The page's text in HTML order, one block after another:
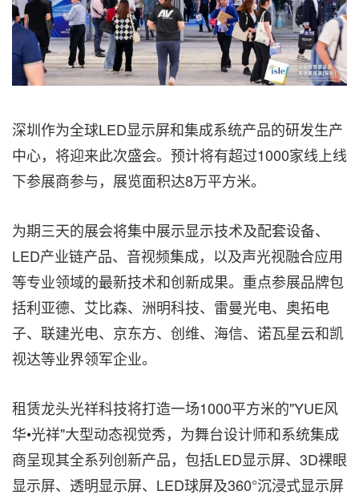
深圳作为全球LED显示屏和集成系统产品的研发生产
中心，将迎来此次盛会。预计将有超过1000家线上线
下参展商参与，展览面积达8万平方米。
为期三天的展会将集中展示显示技术及配套设备、
LED产业链产品、音视频集成，以及声光视融合应用
等专业领域的最新技术和创新成果。重点参展品牌包
括利亚德、艾比森、洲明科技、雷曼光电、奥拓电
子、联建光电、京东方、创维、海信、诺瓦星云和凯
视达等业界领军企业。
租赁龙头光祥科技将打造一场1000平方米的"YUE风
华•光祥"大型动态视觉秀，为舞台设计师和系统集成
商呈现其全系列创新产品，包括LED显示屏、3D裸眼
显示屏、透明显示屏、LED球屏及360°沉浸式显示屏